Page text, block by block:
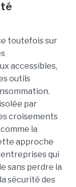
toutefois sur
accessibles,
outils
par
croisements
la
approche
qui
sans perdre la
sécurité des